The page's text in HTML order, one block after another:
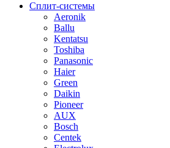
Сплит-системы
Аeronik
Ballu
Kentatsu
Toshiba
Panasonic
Haier
Green
Daikin
Pioneer
AUX
Bosch
Centek